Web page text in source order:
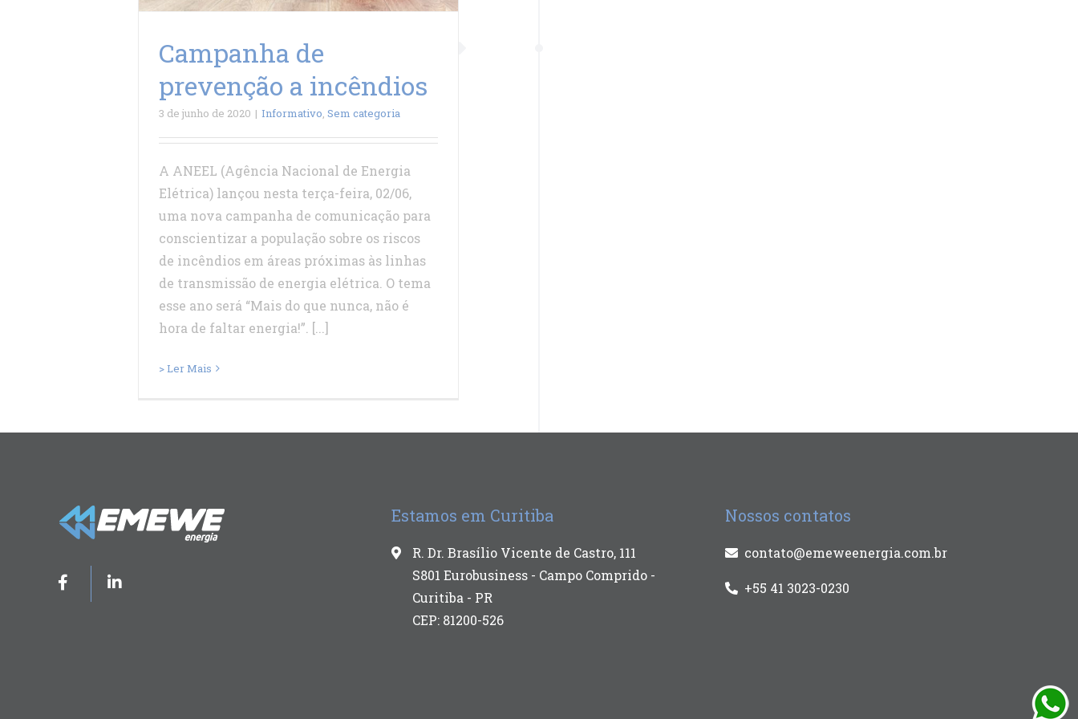
Campanha de
prevenção a incêndios
3 de junho de 2020 | Informativo Sem categoria
A ANEEL (Agência Nacional de Energia
Elétrica) lançou nesta terça-feira, 02/06,
uma nova campanha de comunicação para
conscientizar a população sobre os riscos
de incêndios em áreas próximas às linhas
de transmissão de energia elétrica. O tema
esse ano será “Mais do que nunca, não é
hora de faltar energia!”. [...]
> Ler Mais
Estamos em Curitiba
R. Dr. Brasílio Vicente de Castro, 111
S801 Eurobusiness - Campo Comprido -
Curitiba - PR
CEP: 81200-526
Nossos contatos
contato@emeweenergia.com.br
+55 41 3023-0230